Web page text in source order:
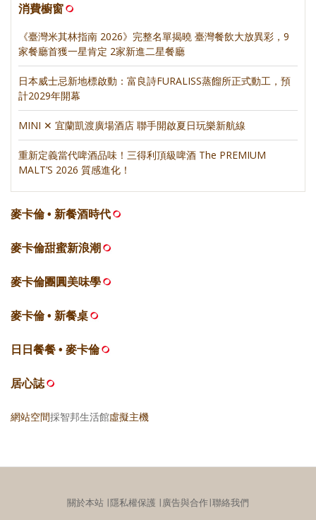
消費櫥窗
《臺灣米其林指南 2026》完整名單揭曉 臺灣餐飲大放異彩，9
家餐廳首獲一星肯定 2家新進二星餐廳
日本威士忌新地標啟動：富良詩FURALISS蒸餾所正式動工，預
計2029年開幕
MINI ✕ 宜蘭凱渡廣場酒店 聯手開啟夏日玩樂新航線
重新定義當代啤酒品味！三得利頂級啤酒 The PREMIUM
MALT’S 2026 質感進化！
麥卡倫 • 新餐酒時代
麥卡倫甜蜜新浪潮
麥卡倫團圓美味學
麥卡倫 • 新餐桌
日日餐餐 • 麥卡倫
居心誌
網站空間採智邦生活館虛擬主機
關於本站 ∣隱私權保護 ∣廣告與合作∣聯絡我們